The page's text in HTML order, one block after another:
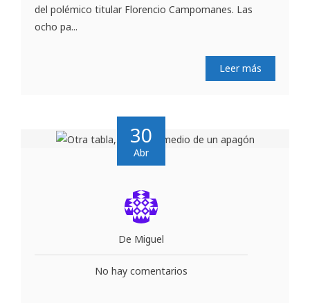
del polémico titular Florencio Campomanes. Las
ocho pa...
Leer más
30
Abr
De Miguel
No hay comentarios